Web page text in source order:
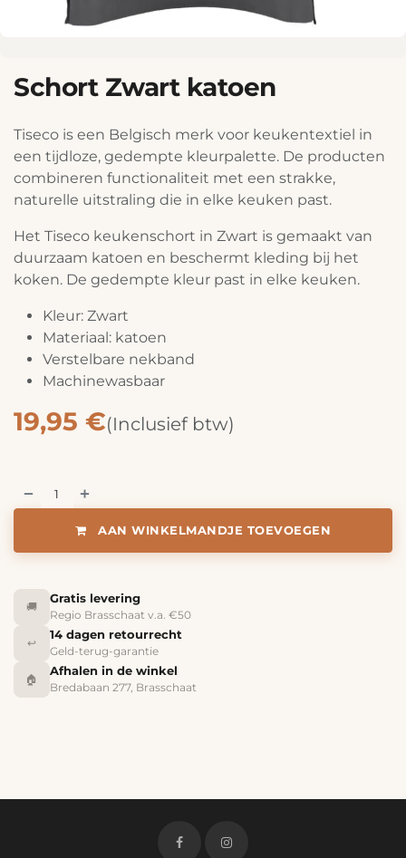
Schort Zwart katoen
Tiseco is een Belgisch merk voor keukentextiel in
een tijdloze, gedempte kleurpalette. De producten
combineren functionaliteit met een strakke,
naturelle uitstraling die in elke keuken past.
Het Tiseco keukenschort in Zwart is gemaakt van
duurzaam katoen en beschermt kleding bij het
koken. De gedempte kleur past in elke keuken.
Kleur: Zwart
Materiaal: katoen
Verstelbare nekband
Machinewasbaar
19,95 €(Inclusief btw)
AAN WINKELMANDJE TOEVOEGEN
🚚
Gratis levering
Regio Brasschaat v.a. €50
↩️
14 dagen retourrecht
Geld-terug-garantie
🏠
Afhalen in de winkel
Bredabaan 277, Brasschaat